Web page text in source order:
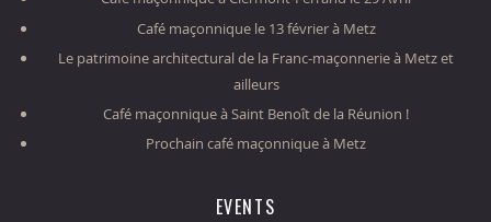
Café maçonnique le 13 février à Metz
Le patrimoine architectural de la Franc-maçonnerie à Metz et
ailleurs
Café maçonnique à Saint Benoît de la Réunion !
Prochain café maçonnique à Metz
EVENTS